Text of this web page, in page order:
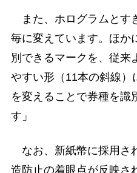
また、ホログラムとす
毎に変えています。ほか
別できるマークを、従来
やすい形（11本の斜線）
を変えることで券種を識
す」
なお、新紙幣に採用さ
造防止の着眼点が反映さ